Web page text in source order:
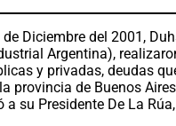
Diciembre del 2001,
Argentina),
y privadas, deudas
provincia de Buenos
su Presidente De La